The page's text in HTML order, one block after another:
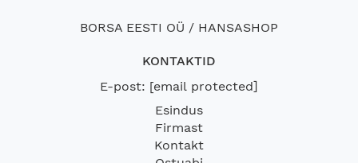
BORSA EESTI OÜ / HANSASHOP
KONTAKTID
E-post: [email protected]
Esindus
Firmast
Kontakt